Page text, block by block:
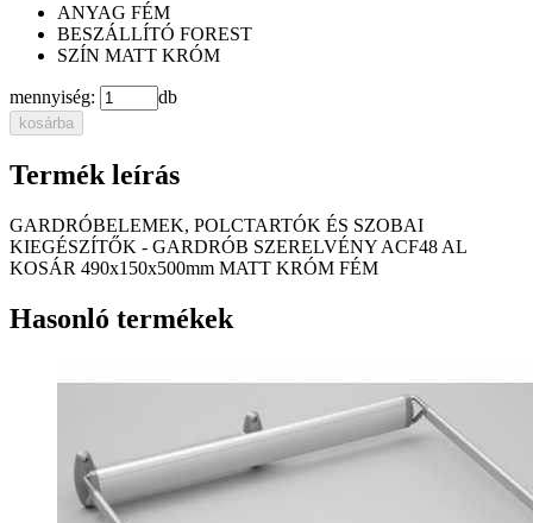
ANYAG FÉM
BESZÁLLÍTÓ FOREST
SZÍN MATT KRÓM
mennyiség: db
kosárba
Termék leírás
GARDRÓBELEMEK, POLCTARTÓK ÉS SZOBAI
KIEGÉSZÍTŐK - GARDRÓB SZERELVÉNY ACF48 AL
KOSÁR 490x150x500mm MATT KRÓM FÉM
Hasonló termékek